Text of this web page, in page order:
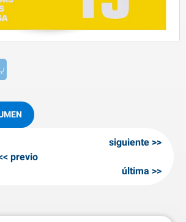
previo
siguiente
última